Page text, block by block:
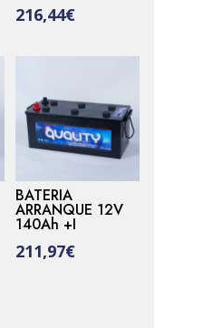
216,44€
BATERIA
ARRANQUE 12V
140Ah +I
211,97€